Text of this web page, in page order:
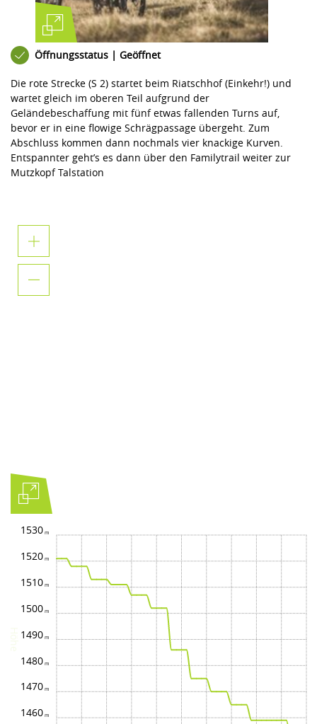
Öffnungsstatus | Geöffnet
Die rote Strecke (S 2) startet beim Riatschhof (Einkehr!) und
wartet gleich im oberen Teil aufgrund der
Geländebeschaffung mit fünf etwas fallenden Turns auf,
bevor er in eine flowige Schrägpassage übergeht. Zum
Abschluss kommen dann nochmals vier knackige Kurven.
Entspannter geht’s es dann über den Familytrail weiter zur
Mutzkopf Talstation
1460
1470
1480
1490
1500
1510
1520
1530